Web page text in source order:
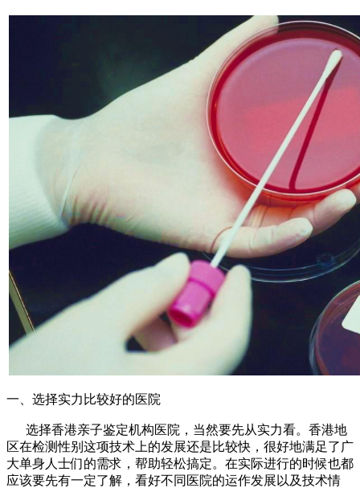
一、选择实力比较好的医院
选择香港亲子鉴定机构医院，当然要先从实力看。香港地
区在检测性别这项技术上的发展还是比较快，很好地满足了广
大单身人士们的需求，帮助轻松搞定。在实际进行的时候也都
应该要先有一定了解，看好不同医院的运作发展以及技术情